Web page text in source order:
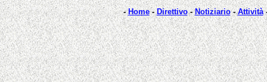
-Home-Direttivo-Notiziario-Attività